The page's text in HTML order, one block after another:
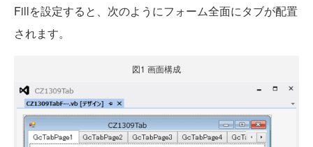
Fillを設定すると、次のようにフォーム全面にタブが配置
されます。
図1 画面構成